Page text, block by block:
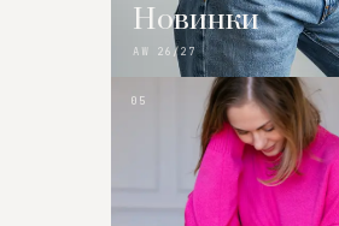
Новинки
AW 26/27
05